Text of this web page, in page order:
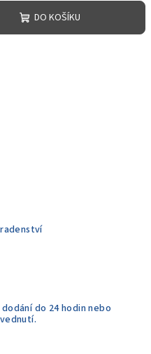
DO KOŠÍKU
do 24 hodin nebo